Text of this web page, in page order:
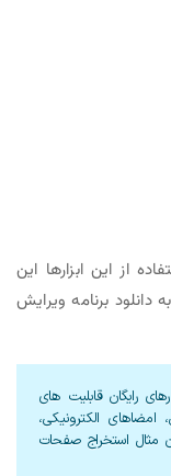
از این ابزارها این
برنامه ویرایش
رایگان قابلیت های
امضاهای الکترونیکی،
مثال استخراج صفحات